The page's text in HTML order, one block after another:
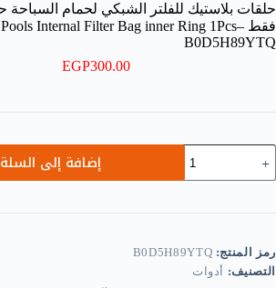
حلقات بلاستيك للفلتر الشبكي لحمام السباحة
فقط Pools Internal Filter Bag inner Ring 1Pcs–
B0D5H89YTQ
EGP300.00
حلقات
بلاستيك
الشبكي
السباحة
حلقة
إضافة إلى السلة
رمز المنتج: B0D5H89YTQ
التصنيف: أدوات